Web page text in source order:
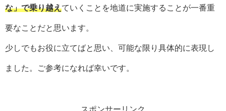
な」で乗り越えていくことを地道に実施することが一番重
要なことだと思います。
少しでもお役に立てばと思い、可能な限り具体的に表現し
ました。ご参考になれば幸いです。
スポンサーリンク